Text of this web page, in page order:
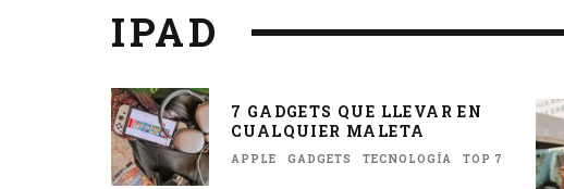
IPAD
7 GADGETS QUE LLEVAR EN
CUALQUIER MALETA
APPLE GADGETS TECNOLOGÍA TOP 7